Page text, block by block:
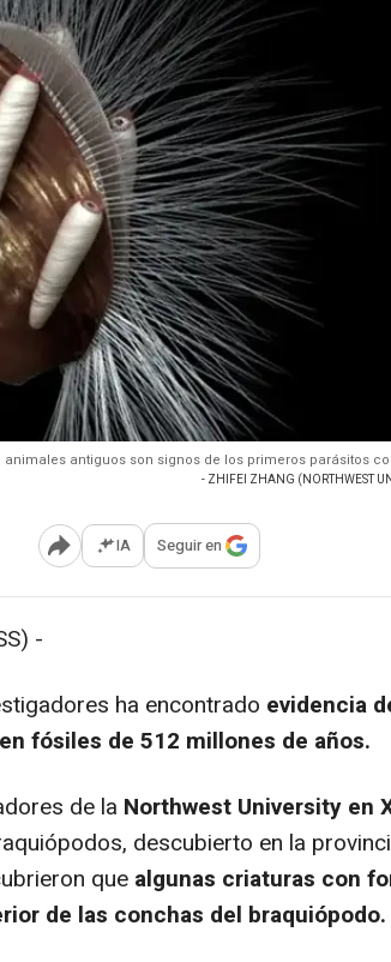
antiguos son signos de los primeros parásitos
- ZHIFEI ZHANG (NORTHWEST
Abrir opciones para compartir
IA Seguir en
-
ha encontrado evidencia
fósiles de 512 millones de años.
de la Northwest University en
descubierto en la
que algunas criaturas con
de las conchas del braquiópodo.